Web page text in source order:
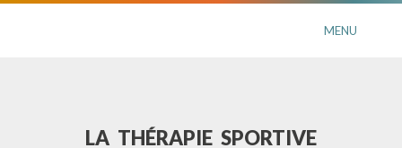
MENU
LA THÉRAPIE SPORTIVE